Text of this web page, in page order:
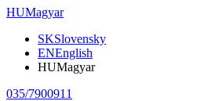
HUMagyar
SKSlovensky
ENEnglish
HUMagyar
035/7900911